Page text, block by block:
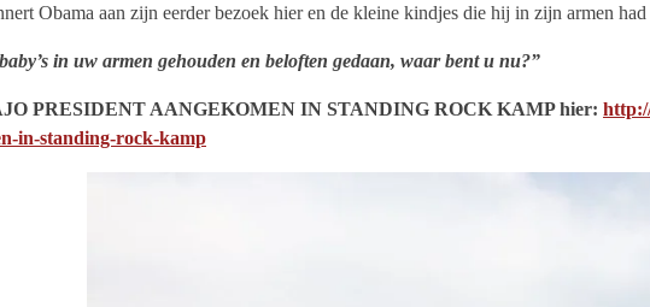
Obama aan zijn eerder bezoek hier en de kleine kindjes die hij in zijn armen had
in uw armen gehouden en beloften gedaan, waar bent u nu?”
PRESIDENT AANGEKOMEN IN STANDING ROCK KAMP hier:
in-standing-rock-kamp